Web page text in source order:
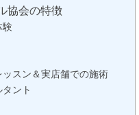
協会の特徴
験
スン＆実店舗での施術
ント